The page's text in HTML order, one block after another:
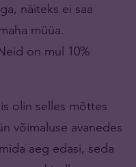
näiteks ei saa
müüa.
on mul 10%
olin selles mõttes
võimaluse avanedes
aeg edasi, seda